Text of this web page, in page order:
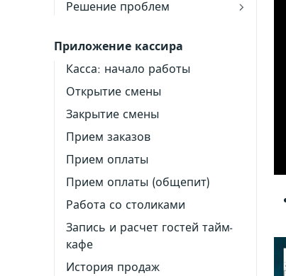
Решение проблем
Приложение кассира
Касса: начало работы
Открытие смены
Закрытие смены
Прием заказов
Прием оплаты
Прием оплаты (общепит)
Работа со столиками
Запись и расчет гостей тайм-
кафе
История продаж